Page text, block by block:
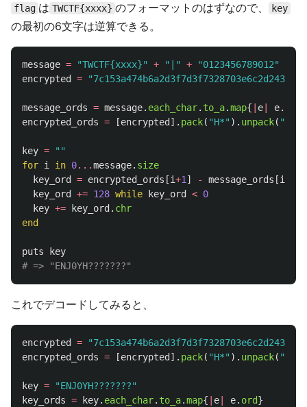
flag は TWCTF{xxxx} のフォーマットのはずなので、 key
の最初の6文字は逆算できる。
message = "TWCTF{xxxx}" + "|" +
"0123456789012"
encrypted
=
message_ords = message. each_char. to_a.map{ e e.
encrypted_ords = [encrypted ]. pack( "H*" ). unpack( "c*"
key =
""
for i in 0...message. size
key_ord
= encrypted_ords [i+1 ] - message_ords [i
key_ord
+= 128 while key_ord < 0
key += key_ord . chr
end
puts
key
# => "ENJ0YH???????"
これでデコードしてみると、
encrypted =
encrypted_ords = [encrypted ]. pack( "H*" ). unpack( "c*"
key =
"ENJ0YH???????"
key_ords = key. each_char. to_a.map{ e e. ord}